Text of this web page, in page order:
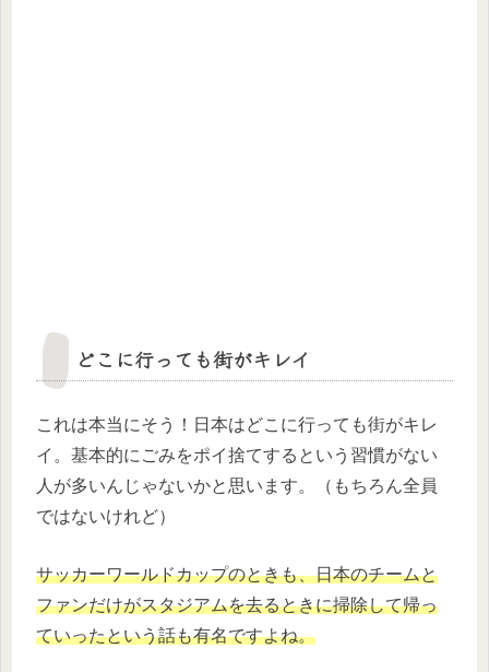
どこに行っても街がキレイ
これは本当にそう！日本はどこに行っても街がキレ
イ。基本的にごみをポイ捨てするという習慣がない
人が多いんじゃないかと思います。（もちろん全員
ではないけれど）
サッカーワールドカップのときも、日本のチームと
ファンだけがスタジアムを去るときに掃除して帰っ
ていったという話も有名ですよね。